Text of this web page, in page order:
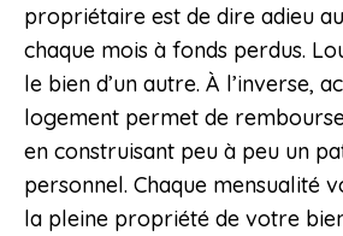
propriétaire est de dire adieu
chaque mois à fonds perdus.
le bien d’un autre. À l’inverse,
logement permet de
en construisant peu à peu un
personnel. Chaque mensualité
la pleine propriété de votre